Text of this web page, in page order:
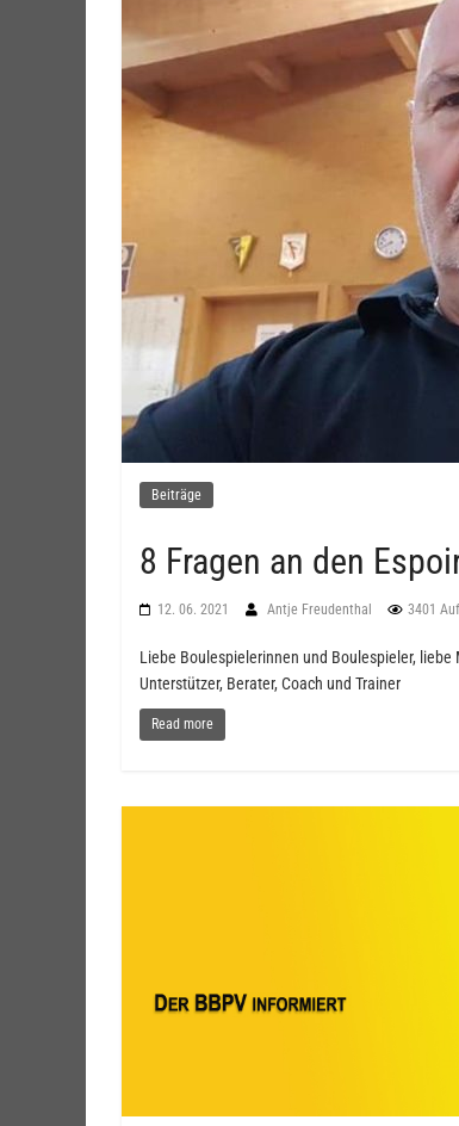
Beiträge
8 Fragen an den
12. 06. 2021 Antje Freudenthal 3401
Liebe Boulespielerinnen und Boulespieler,
Unterstützer, Berater, Coach und Trainer
Read more